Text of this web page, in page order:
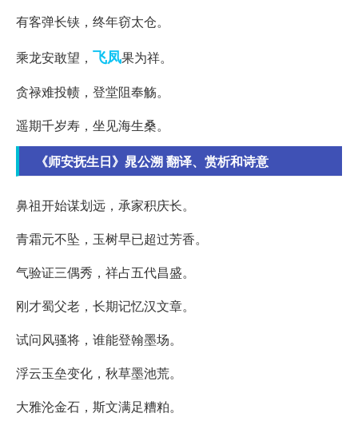
有客弹长铗，终年窃太仓。
乘龙安敢望， 飞凤果为祥。
贪禄难投帻，登堂阻奉觞。
遥期千岁寿，坐见海生桑。
《师安抚生日》晁公溯 翻译、赏析和诗意
鼻祖开始谋划远，承家积庆长。
青霜元不坠，玉树早已超过芳香。
气验证三偶秀，祥占五代昌盛。
刚才蜀父老，长期记忆汉文章。
试问风骚将，谁能登翰墨场。
浮云玉垒变化，秋草墨池荒。
大雅沦金石，斯文满足糟粕。